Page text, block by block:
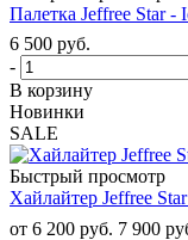
Палетка Jeffree Star -
6 500 руб.
-
В корзину
Новинки
SALE
Быстрый просмотр
Хайлайтер Jeffree
от 6 200 руб. 7 900